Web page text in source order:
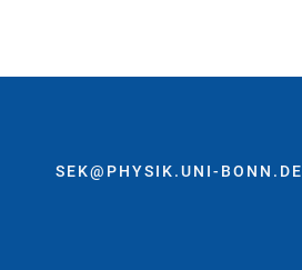
SEK@PHYSIK.UNI-BONN.DE